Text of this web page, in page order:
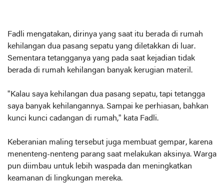
Fadli mengatakan, dirinya yang saat itu berada di rumah
kehilangan dua pasang sepatu yang diletakkan di luar.
Sementara tetangganya yang pada saat kejadian tidak
berada di rumah kehilangan banyak kerugian materil.
"Kalau saya kehilangan dua pasang sepatu, tapi tetangga
saya banyak kehilangannya. Sampai ke perhiasan, bahkan
kunci kunci cadangan di rumah," kata Fadli.
Keberanian maling tersebut juga membuat gempar, karena
menenteng-nenteng parang saat melakukan aksinya. Warga
pun diimbau untuk lebih waspada dan meningkatkan
keamanan di lingkungan mereka.